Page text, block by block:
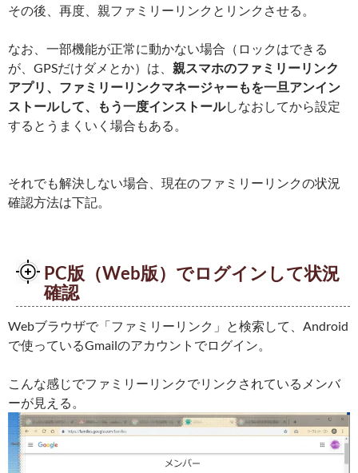
その後、再度、親ファミリーリンクとリンクさせる。
なお、一部機能が正常に動かない場合（ロックはできる
が、GPSだけダメとか）は、 親スマホのファミリーリンク
アプリ、ファミリーリンクマネージャーもを一旦アンイン
ストールして、もう一度インストールしなおしてから設定
するとうまくいく場合もある。
それでも解決しない場合、現在のファミリーリンクの状況
確認方法は下記。
PC版（Web版）でログインして状況
確認
Webブラウザで「ファミリーリンク」と検索して、Android
で使っているGmailのアカウントでログイン。
こんな感じでファミリーリンクでリンクされているメンバ
ーが見える。